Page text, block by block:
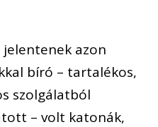
azon
bíró – tartalékos,
szolgálatból
– volt katonák,